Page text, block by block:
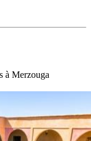
à Merzouga